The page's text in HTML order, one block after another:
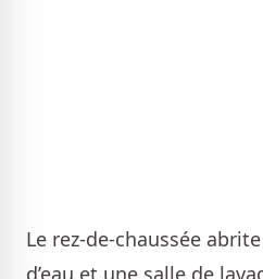
Le rez-de-chaussée